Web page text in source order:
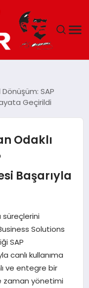
SAP
Geçirildi
Odaklı
Başarıyla
Solutions
SAP
canlı kullanıma
ve entegre bir
zaman yönetimi